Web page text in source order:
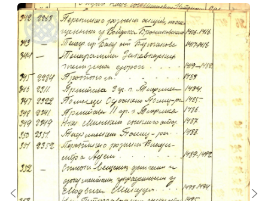
ᲤᲐᲘᲚᲘ
ᲤᲐᲘᲚᲘ 22
ᲤᲐᲘᲚᲘ 23
ᲤᲐᲘᲚᲘ 24
ᲤᲐᲘᲚᲘ 25
ᲤᲐᲘᲚᲘ 26
ᲤᲐᲘᲚᲘ
ᲤᲐᲘᲚᲘ 28